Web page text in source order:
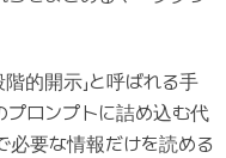
的開示」と呼ばれる手
プロンプトに詰め込む代
必要な情報だけを読める